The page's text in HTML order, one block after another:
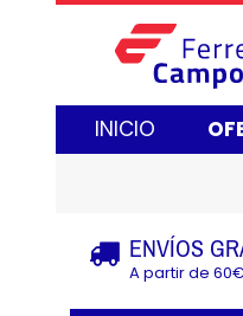
INICIO
ENVÍOS
A partir de